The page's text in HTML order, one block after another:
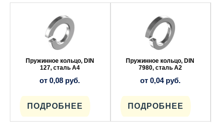
Пружинное кольцо, DIN
127, сталь A4
от0,08 руб.
ПОДРОБНЕЕ
несколько
вариаций.
выбрать
товара.
Пружинное кольцо, DIN
7980, сталь A2
от 0,04 руб.
ПОДРОБНЕЕ
несколько
вариаций.
выбрать
товара.